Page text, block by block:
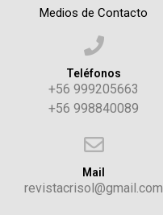
Medios de Contacto
Teléfonos
+56 999205663
+56 998840089
Mail
revistacrisol@gmail.com